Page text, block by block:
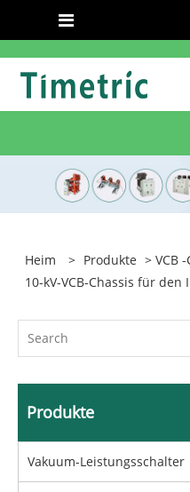
Heim > Produkte >VCB
10-kV-VCB-Chassis für
Produkte
Vakuum-Leistungsschalter